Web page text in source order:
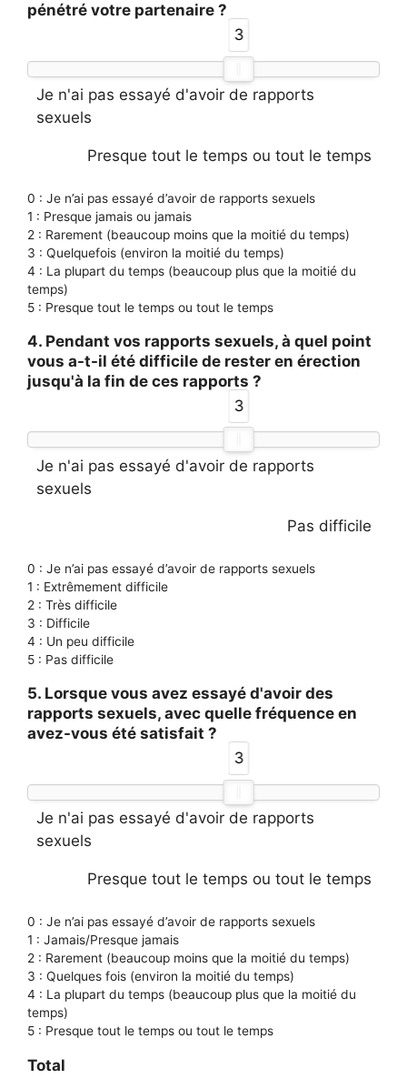
pénétré votre partenaire ?
3
Je n'ai pas essayé d'avoir de rapports
sexuels
Presque tout le temps ou tout le temps
0 : Je n’ai pas essayé d’avoir de rapports sexuels
1 : Presque jamais ou jamais
2 : Rarement (beaucoup moins que la moitié du temps)
3 : Quelquefois (environ la moitié du temps)
4 : La plupart du temps (beaucoup plus que la moitié du
temps)
5 : Presque tout le temps ou tout le temps
4. Pendant vos rapports sexuels, à quel point
vous a-t-il été difficile de rester en érection
jusqu'à la fin de ces rapports ?
3
Je n'ai pas essayé d'avoir de rapports
sexuels
Pas difficile
0 : Je n’ai pas essayé d’avoir de rapports sexuels
1 : Extrêmement difficile
2 : Très difficile
3 : Difficile
4 : Un peu difficile
5 : Pas difficile
5. Lorsque vous avez essayé d'avoir des
rapports sexuels, avec quelle fréquence en
avez-vous été satisfait ?
3
Je n'ai pas essayé d'avoir de rapports
sexuels
Presque tout le temps ou tout le temps
0 : Je n’ai pas essayé d’avoir de rapports sexuels
1 : Jamais/Presque jamais
2 : Rarement (beaucoup moins que la moitié du temps)
3 : Quelques fois (environ la moitié du temps)
4 : La plupart du temps (beaucoup plus que la moitié du
temps)
5 : Presque tout le temps ou tout le temps
Total